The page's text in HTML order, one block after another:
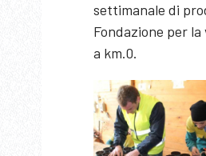
settimanale di
Fondazione per
a km.0.